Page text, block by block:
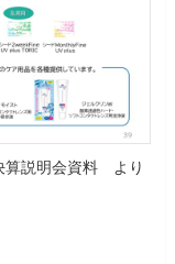
算説明会資料 より